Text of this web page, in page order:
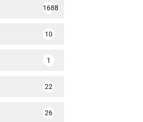
1688
10
1
22
26